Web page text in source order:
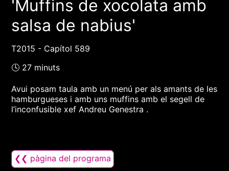
1x
'Muffins de xocolata amb
salsa de nabius'
T2015 - Capítol 589
🕓 27 minuts
Avui posam taula amb un menú per als amants de les
hamburgueses i amb uns muffins amb el segell de
l’inconfusible xef Andreu Genestra .
❮❮ pàgina del programa